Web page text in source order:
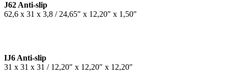
J62 Anti-slip
62,6 x 31 x 3,8 / 24,65″ x 12,20″ x 1,50″
IJ6 Anti-slip
31 x 31 x 31 / 12,20″ x 12,20″ x 12,20″